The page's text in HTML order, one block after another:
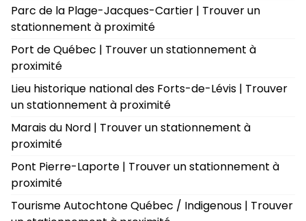
Parc de la Plage-Jacques-Cartier | Trouver un
stationnement à proximité
Port de Québec | Trouver un stationnement à
proximité
Lieu historique national des Forts-de-Lévis | Trouver
un stationnement à proximité
Marais du Nord | Trouver un stationnement à
proximité
Pont Pierre-Laporte | Trouver un stationnement à
proximité
Tourisme Autochtone Québec / Indigenous | Trouver